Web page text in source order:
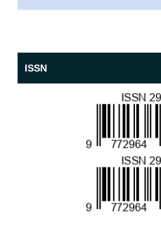
ISSN